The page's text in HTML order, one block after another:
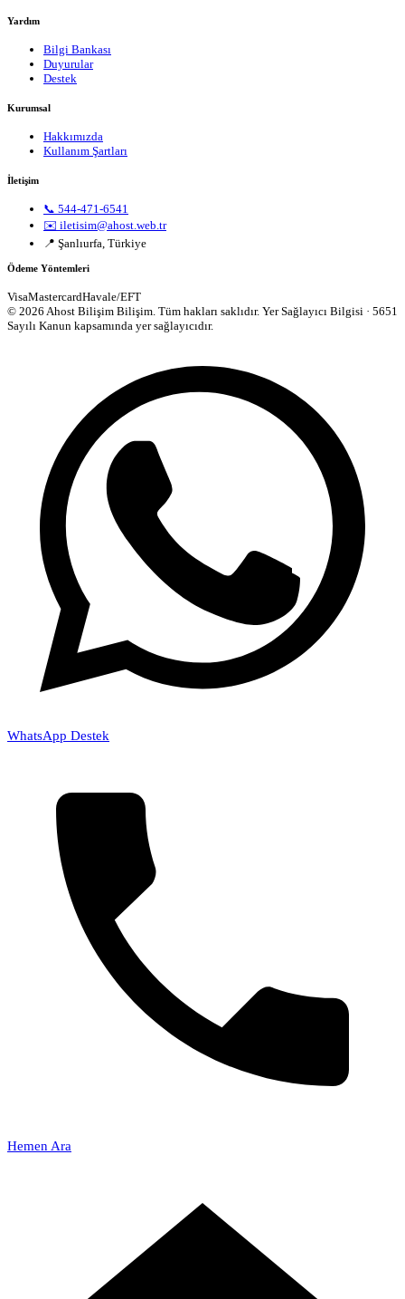
Yardım
Bilgi Bankası
Duyurular
Destek
Kurumsal
Hakkımızda
Kullanım Şartları
İletişim
📞 544-471-6541
✉️ iletisim@ahost.web.tr
📍 Şanlıurfa, Türkiye
Ödeme Yöntemleri
VisaMastercardHavale/EFT
© 2026 Ahost Bilişim Bilişim. Tüm hakları saklıdır. Yer Sağlayıcı Bilgisi · 5651
Sayılı Kanun kapsamında yer sağlayıcıdır.
WhatsApp Destek
Hemen Ara